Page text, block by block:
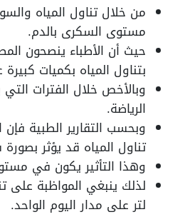
من خلال تناول المياه
مستوى السكرى بالدم.
حيث أن الأطباء ينصحون
بتناول المياه بكميات
وبالأخص خلال الفترات
الرياضة.
وبحسب التقارير الطبية
تناول المياه قد يؤثر
وهذا التأثير يكون في
لتر على مدار اليوم الواحد.